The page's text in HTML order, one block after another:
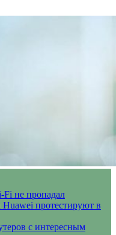
Fi не пропадал
протестируют в
с интересным